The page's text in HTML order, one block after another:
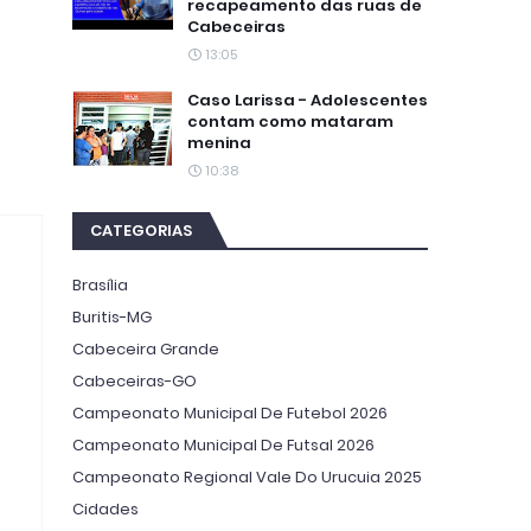
recapeamento das ruas de
Cabeceiras
13:05
Caso Larissa - Adolescentes
contam como mataram
menina
10:38
CATEGORIAS
Brasília
Buritis-MG
Cabeceira Grande
Cabeceiras-GO
Campeonato Municipal De Futebol 2026
Campeonato Municipal De Futsal 2026
Campeonato Regional Vale Do Urucuia 2025
Cidades